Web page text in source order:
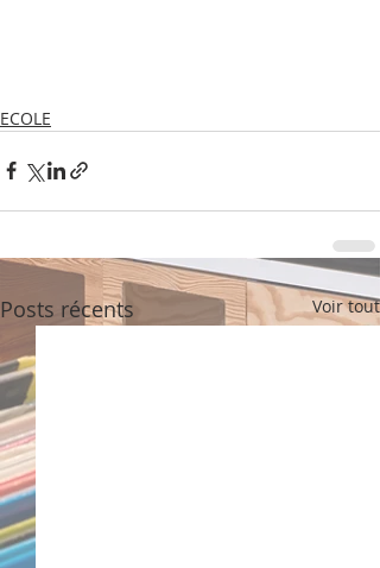
ECOLE
Posts récents Voir tout